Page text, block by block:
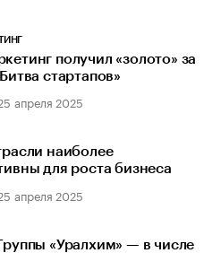
получил «золото» за
стартапов»
апреля 2025
наиболее
для роста бизнеса
апреля 2025
«Уралхим» — в числе